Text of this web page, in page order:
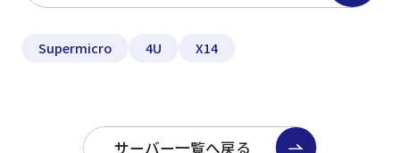
Supermicro 4U X14
サーバー一覧へ戻る